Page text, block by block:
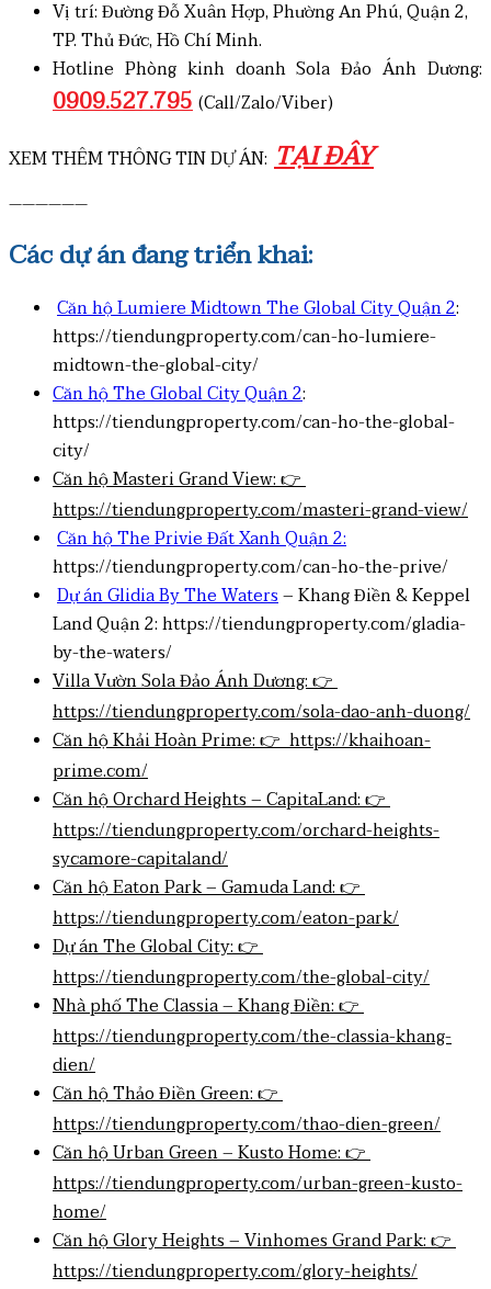
Vị trí: Đường Đỗ Xuân Hợp, Phường An Phú, Quận 2,
TP. Thủ Đức, Hồ Chí Minh.
Hotline Phòng kinh doanh Sola Đảo Ánh Dương:
0909.527.795(Call/Zalo/Viber)
XEM THÊM THÔNG TIN DỰ ÁN: TẠI ĐÂY
——————
Các dự án đang triển khai:
Căn hộ Lumiere Midtown The Global City Quận 2:
https://tiendungproperty.com/can-ho-lumiere-
midtown-the-global-city/
Căn hộ The Global City Quận 2:
https://tiendungproperty.com/can-ho-the-global-
city/
Căn hộ Masteri Grand View: 👉
https://tiendungproperty.com/masteri-grand-view/
Căn hộ The Privie Đất Xanh Quận 2:
https://tiendungproperty.com/can-ho-the-prive/
Dự án Glidia By The Waters– Khang Điền & Keppel
Land Quận 2: https://tiendungproperty.com/gladia-
by-the-waters/
Villa Vườn Sola Đảo Ánh Dương: 👉
https://tiendungproperty.com/sola-dao-anh-duong/
Căn hộ Khải Hoàn Prime: 👉 https://khaihoan-
prime.com/
Căn hộ Orchard Heights – CapitaLand: 👉
https://tiendungproperty.com/orchard-heights-
sycamore-capitaland/
Căn hộ Eaton Park – Gamuda Land: 👉
https://tiendungproperty.com/eaton-park/
Dự án The Global City: 👉
https://tiendungproperty.com/the-global-city/
Nhà phố The Classia – Khang Điền: 👉
https://tiendungproperty.com/the-classia-khang-
dien/
Căn hộ Thảo Điền Green: 👉
https://tiendungproperty.com/thao-dien-green/
Căn hộ Urban Green – Kusto Home: 👉
https://tiendungproperty.com/urban-green-kusto-
home/
Căn hộ Glory Heights – Vinhomes Grand Park: 👉
https://tiendungproperty.com/glory-heights/